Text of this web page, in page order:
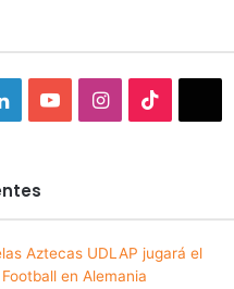
LinkedInYouTubeInstagram
Aztecas UDLAP jugará el
en Alemania